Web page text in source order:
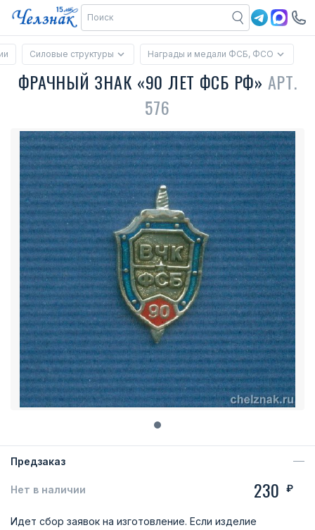
Силовые структуры Награды и медали ФСБ, ФСО
ФРАЧНЫЙ ЗНАК «90 ЛЕТ ФСБ РФ» АРТ.
576
Предзаказ
Нет в наличии 230 ₽
Идет сбор заявок на изготовление. Если изделие